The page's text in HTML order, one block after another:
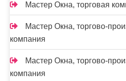
Мастер Окна, торговая
Мастер Окна, торгово-
компания
Мастер Окна, торгово-
компания